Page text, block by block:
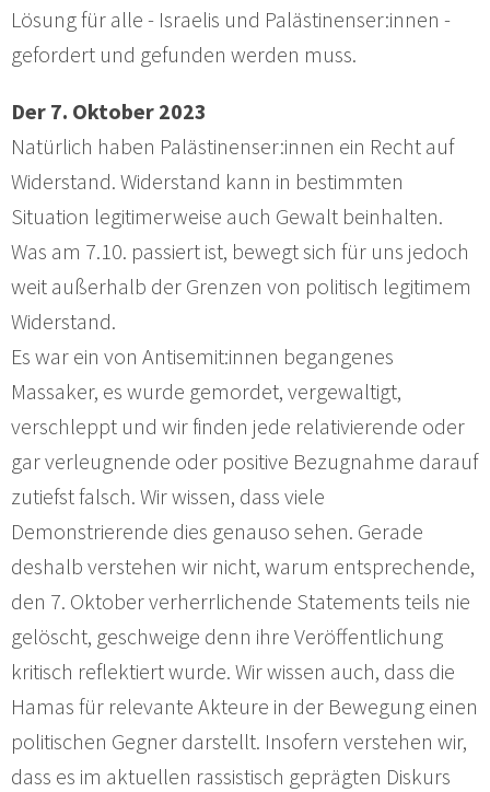
Lösung für alle - Israelis und Palästinenser:innen -
gefordert und gefunden werden muss.
Der 7. Oktober 2023
Natürlich haben Palästinenser:innen ein Recht auf
Widerstand. Widerstand kann in bestimmten
Situation legitimerweise auch Gewalt beinhalten.
Was am 7.10. passiert ist, bewegt sich für uns jedoch
weit außerhalb der Grenzen von politisch legitimem
Widerstand.
Es war ein von Antisemit:innen begangenes
Massaker, es wurde gemordet, vergewaltigt,
verschleppt und wir finden jede relativierende oder
gar verleugnende oder positive Bezugnahme darauf
zutiefst falsch. Wir wissen, dass viele
Demonstrierende dies genauso sehen. Gerade
deshalb verstehen wir nicht, warum entsprechende,
den 7. Oktober verherrlichende Statements teils nie
gelöscht, geschweige denn ihre Veröffentlichung
kritisch reflektiert wurde. Wir wissen auch, dass die
Hamas für relevante Akteure in der Bewegung einen
politischen Gegner darstellt. Insofern verstehen wir,
dass es im aktuellen rassistisch geprägten Diskurs